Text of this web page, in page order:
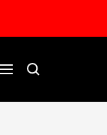
Navigation